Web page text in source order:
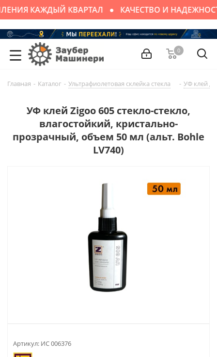
КАЖДЫЙ КВАРТАЛ КАЧЕСТВО И
0
Главная - Каталог - Ультрафиолетовая склейка стекла - УФ клей
УФ клей Zigoo 605 стекло-стекло,
влагостойкий, кристально-
прозрачный, объем 50 мл (альт. Bohle
LV740)
Артикул: ИС 006376